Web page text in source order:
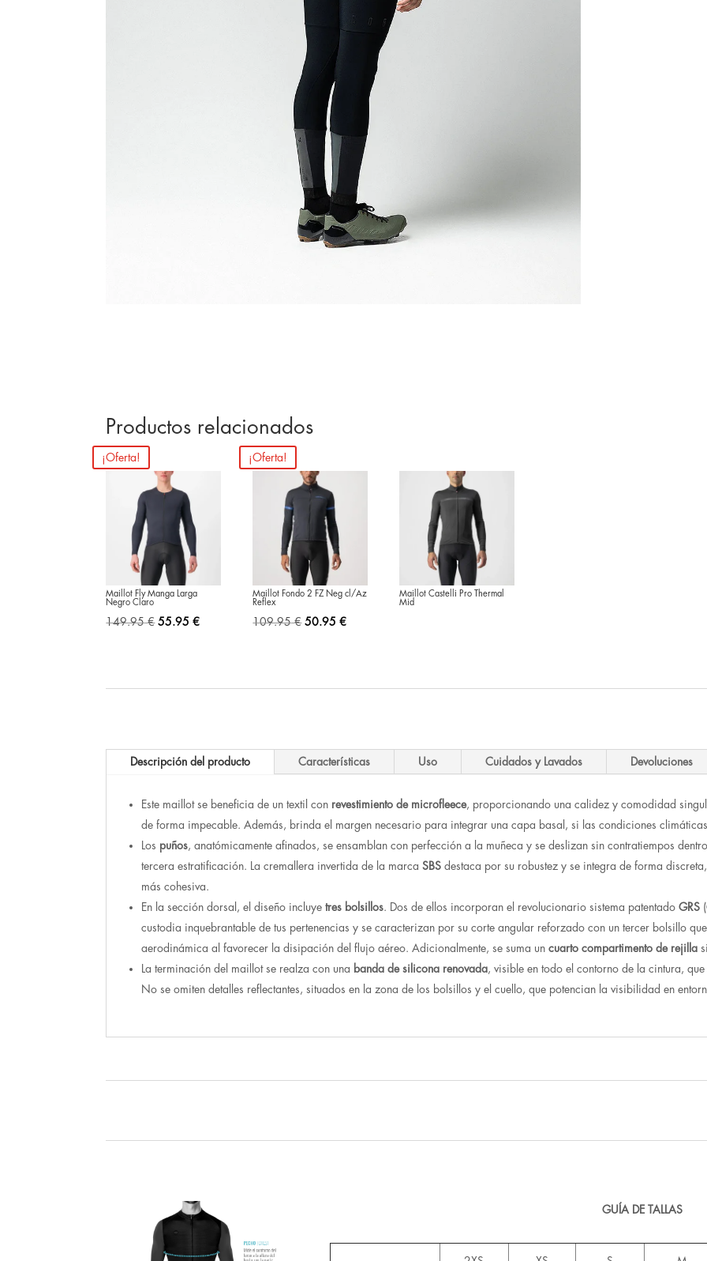
Productos relacionados
¡Oferta!
Maillot Fly Manga Larga
Negro Claro
149.95 € El
55.95 €El
¡Oferta!
Maillot Fondo 2 FZ Neg cl/Az
Reflex
109.95 € El
50.95 €El
Maillot Castelli Pro Thermal
Mid
Descripción del producto Características Uso Cuidados y Lavados Devoluciones
Este maillot se beneficia de un textil con revestimiento de microfleece, proporcionando una calidez y comodidad
de forma impecable. Además, brinda el margen necesario para integrar una capa basal, si las condiciones
Los puños, anatómicamente afinados, se ensamblan con perfección a la muñeca y se deslizan sin contratiempos
tercera estratificación. La cremallera invertida de la marcaSBS destaca por su robustez y se integra de forma
más cohesiva.
En la sección dorsal, el diseño incluyetres bolsillos. Dos de ellos incorporan el revolucionario sistema patentadoGRS
custodia inquebrantable de tus pertenencias y se caracterizan por su corte angular reforzado con un tercer bolsillo
aerodinámica al favorecer la disipación del flujo aéreo. Adicionalmente, se suma uncuarto compartimento de rejilla
La terminación del maillot se realza con una banda de silicona renovada, visible en todo el contorno de la cintura,
No se omiten detalles reflectantes, situados en la zona de los bolsillos y el cuello, que potencian la visibilidad en
GUÍA DE TALLAS